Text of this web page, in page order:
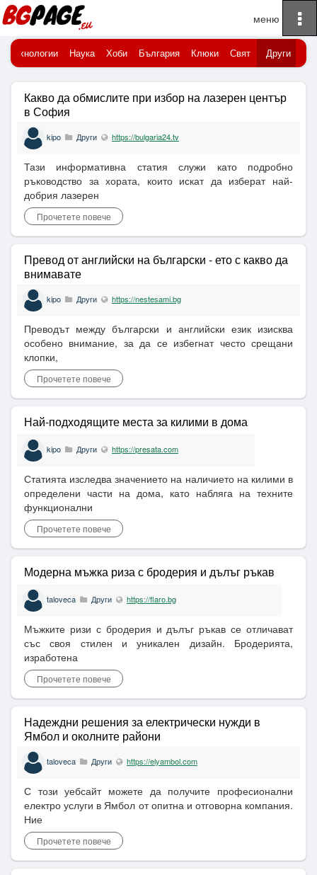
Начало Публикувани новини
Технологии Наука Хоби България Клюки Свят Други
Какво да обмислите при избор на лазерен център
в София
kipo Други https://bulgaria24.tv
Тази информативна статия служи като подробно
ръководство за хората, които искат да изберат най-
добрия лазерен
Прочетете повече
Превод от английски на български - ето с какво да
внимавате
kipo Други https://nestesami.bg
Преводът между български и английски език изисква
особено внимание, за да се избегнат често срещани
клопки,
Прочетете повече
Най-подходящите места за килими в дома
kipo Други https://presata.com
Статията изследва значението на наличието на килими в
определени части на дома, като набляга на техните
функционални
Прочетете повече
Модерна мъжка риза с бродерия и дълъг ръкав
taloveca Други https://flaro.bg
Мъжките ризи с бродерия и дълъг ръкав се отличават
със своя стилен и уникален дизайн. Бродерията,
изработена
Прочетете повече
Надеждни решения за електрически нужди в
Ямбол и околните райони
taloveca Други https://elyambol.com
С този уебсайт можете да получите професионални
електро услуги в Ямбол от опитна и отговорна компания.
Ние
Прочетете повече